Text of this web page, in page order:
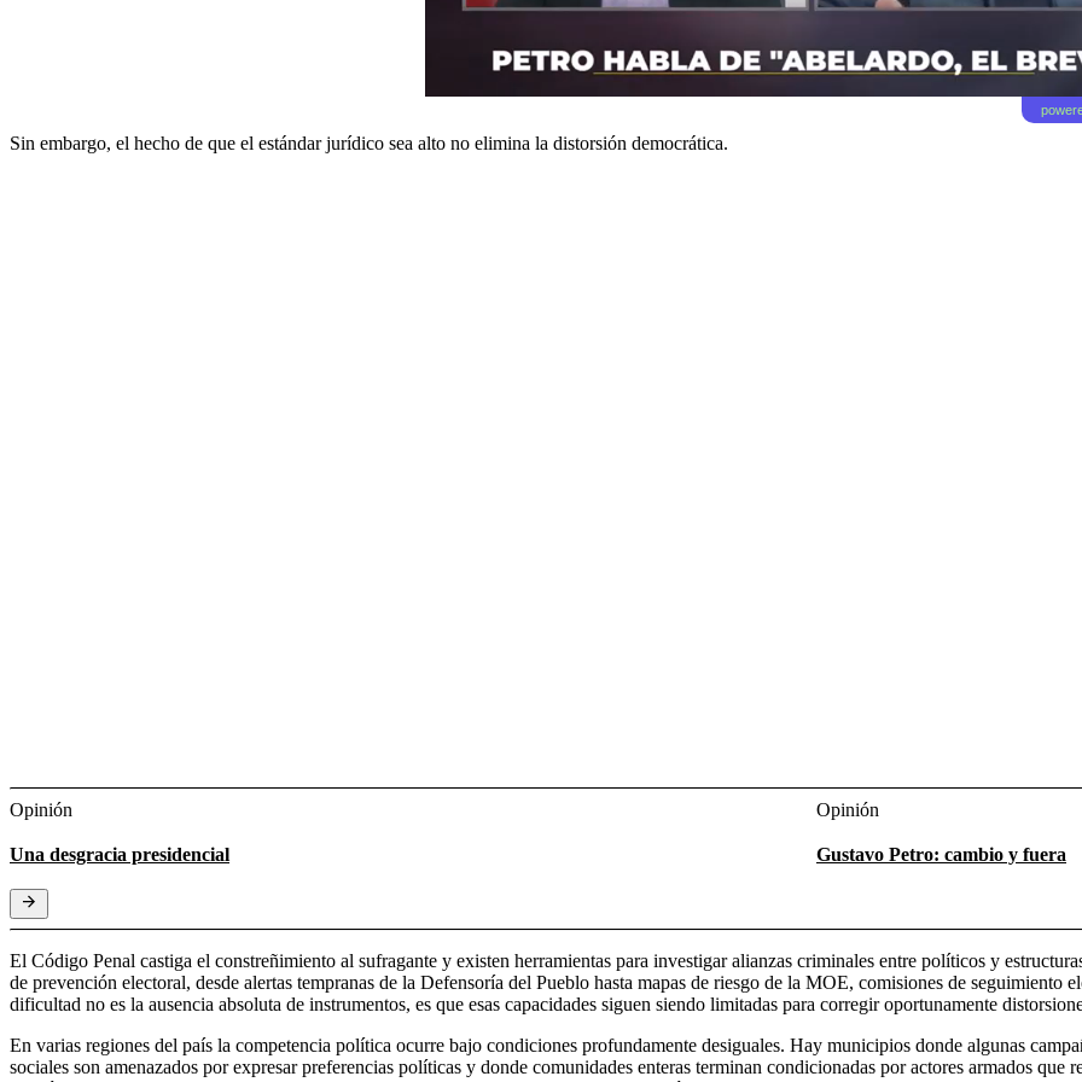
Sin embargo, el hecho de que el estándar jurídico sea alto no elimina la distorsión democrática.
Opinión
Una desgracia presidencial
Opinión
Gustavo Petro: cambio y fuera
El Código Penal castiga el constreñimiento al sufragante y existen herramientas para investigar alianzas criminales entre políticos y
de prevención electoral, desde alertas tempranas de la Defensoría del Pueblo hasta mapas de riesgo de la MOE, comisiones de seguimiento
dificultad no es la ausencia absoluta de instrumentos, es que esas capacidades siguen siendo limitadas para corregir oportunamente
En varias regiones del país la competencia política ocurre bajo condiciones profundamente desiguales. Hay municipios donde algunas
sociales son amenazados por expresar preferencias políticas y donde comunidades enteras terminan condicionadas por actores armados